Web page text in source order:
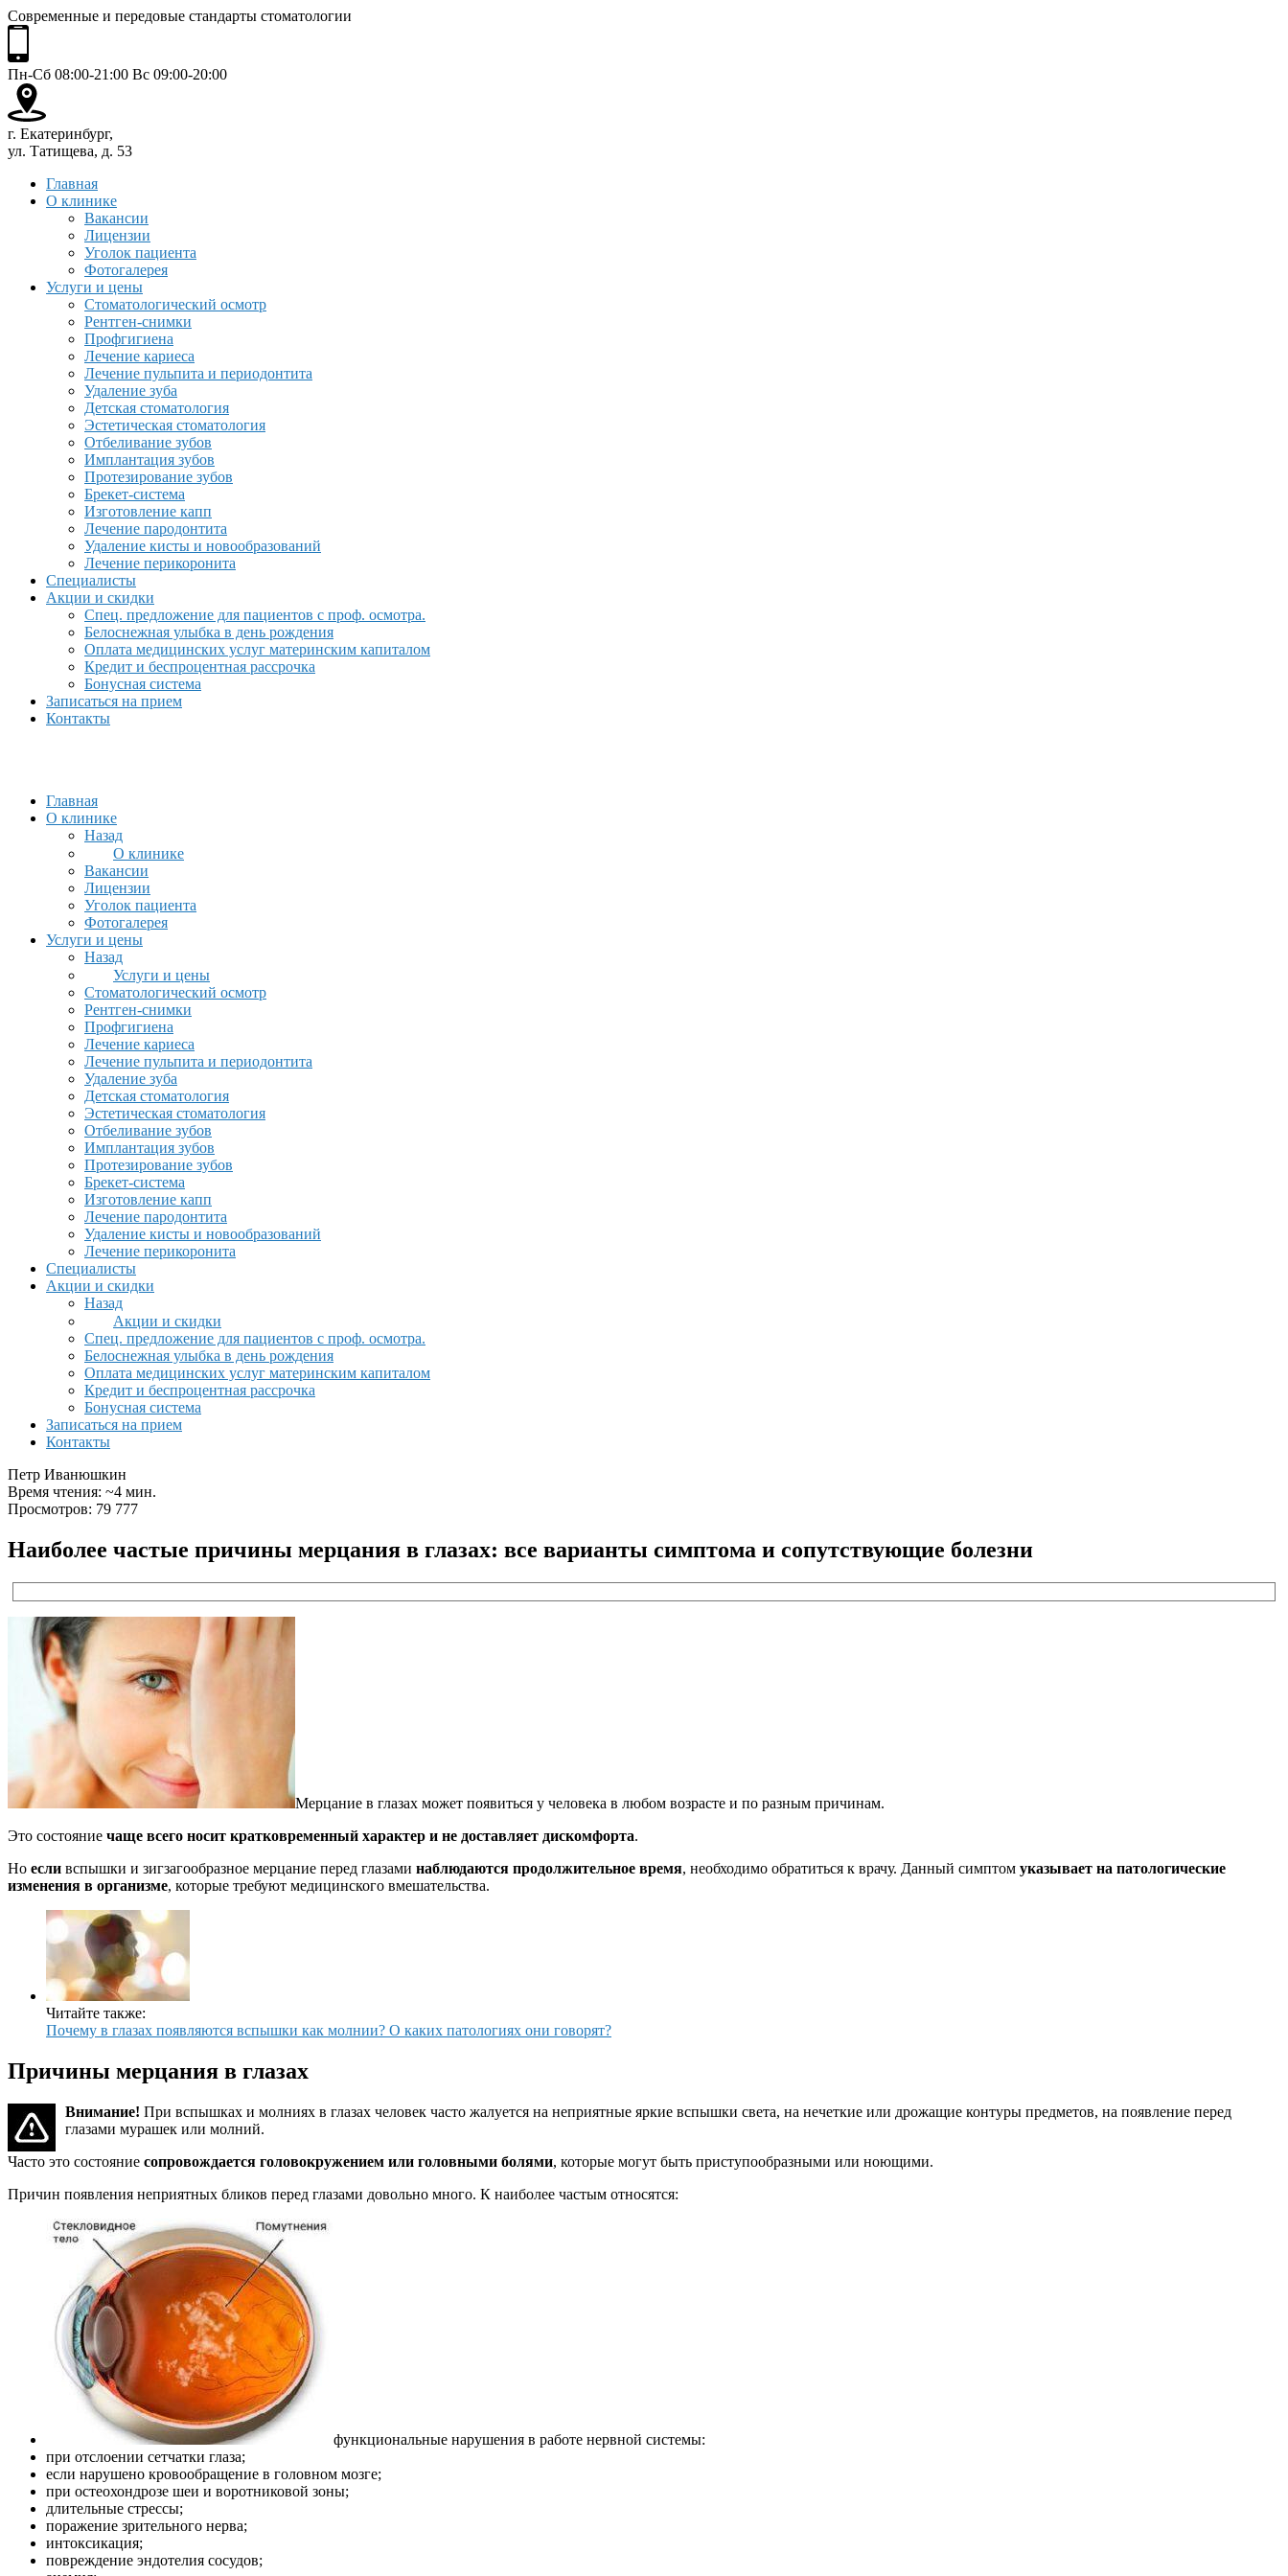
Современные и передовые стандарты стоматологии
Пн-Сб 08:00-21:00 Вс 09:00-20:00
г. Екатеринбург,
ул. Татищева, д. 53
Главная
О клинике
Вакансии
Лицензии
Уголок пациента
Фотогалерея
Услуги и цены
Стоматологический осмотр
Рентген-снимки
Профгигиена
Лечение кариеса
Лечение пульпита и периодонтита
Удаление зуба
Детская стоматология
Эстетическая стоматология
Отбеливание зубов
Имплантация зубов
Протезирование зубов
Брекет-система
Изготовление капп
Лечение пародонтита
Удаление кисты и новообразований
Лечение перикоронита
Специалисты
Акции и скидки
Спец. предложение для пациентов с проф. осмотра.
Белоснежная улыбка в день рождения
Оплата медицинских услуг материнским капиталом
Кредит и беспроцентная рассрочка
Бонусная система
Записаться на прием
Контакты
Главная
О клинике
Назад
О клинике
Вакансии
Лицензии
Уголок пациента
Фотогалерея
Услуги и цены
Назад
Услуги и цены
Стоматологический осмотр
Рентген-снимки
Профгигиена
Лечение кариеса
Лечение пульпита и периодонтита
Удаление зуба
Детская стоматология
Эстетическая стоматология
Отбеливание зубов
Имплантация зубов
Протезирование зубов
Брекет-система
Изготовление капп
Лечение пародонтита
Удаление кисты и новообразований
Лечение перикоронита
Специалисты
Акции и скидки
Назад
Акции и скидки
Спец. предложение для пациентов с проф. осмотра.
Белоснежная улыбка в день рождения
Оплата медицинских услуг материнским капиталом
Кредит и беспроцентная рассрочка
Бонусная система
Записаться на прием
Контакты
Петр Иванюшкин
Время чтения: ~4 мин.
Просмотров: 79 777
Наиболее частые причины мерцания в глазах: все варианты симптома и сопутствующие болезни
Мерцание в глазах может появиться у человека в любом возрасте и по разным причинам.
Это состояние чаще всего носит кратковременный характер и не доставляет дискомфорта.
Но если вспышки и зигзагообразное мерцание перед глазами наблюдаются продолжительное время, необходимо обратиться к врачу. Данный симптом указывает на патологические
изменения в организме, которые требуют медицинского вмешательства.
Читайте также:
Почему в глазах появляются вспышки как молнии? О каких патологиях они говорят?
Причины мерцания в глазах
Внимание! При вспышках и молниях в глазах человек часто жалуется на неприятные яркие вспышки света, на нечеткие или дрожащие контуры предметов, на появление перед
глазами мурашек или молний.
Часто это состояние сопровождается головокружением или головными болями, которые могут быть приступообразными или ноющими.
Причин появления неприятных бликов перед глазами довольно много. К наиболее частым относятся:
функциональные нарушения в работе нервной системы:
при отслоении сетчатки глаза;
если нарушено кровообращение в головном мозге;
при остеохондрозе шеи и воротниковой зоны;
длительные стрессы;
поражение зрительного нерва;
интоксикация;
повреждение эндотелия сосудов;